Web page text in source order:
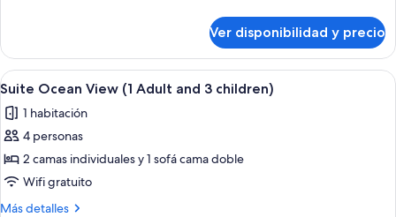
Adults
and
1
child)
Ocean
View
(2
and
Ver disponibilidad y precio
Ver
todas
las
fotos
de
Suite
Ocean
Habitación de hotel con cama,
5
Suite Ocean View (1 Adult and 3 children)
1 habitación
4 personas
2 camas individuales y 1 sofá cama doble
Wifi gratuito
Más detalles
Más